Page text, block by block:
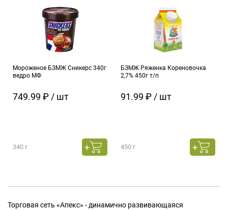
Мороженое БЗМЖ Сникерс 340г
ведро МФ
749.99 ₽ / шт
340 г
БЗМЖ Ряженка Кореновочка
2,7% 450г т/п
91.99 ₽ / шт
450 г
Торговая сеть «Апекс» - динамично развивающаяся